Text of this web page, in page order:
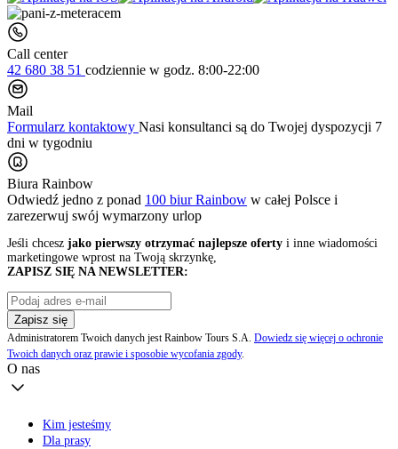
Call center
42 680 38 51 codziennie w godz. 8:00-22:00
Mail
Formularz kontaktowy Nasi konsultanci są do Twojej dyspozycji 7
dni w tygodniu
Biura Rainbow
Odwiedź jedno z ponad 100 biur Rainbow w całej Polsce i
zarezerwuj swój wymarzony urlop
Jeśli chcesz jako pierwszy otrzymać najlepsze oferty i inne wiadomości
marketingowe wprost na Twoją skrzynkę,
ZAPISZ SIĘ NA NEWSLETTER:
Zapisz się
Administratorem Twoich danych jest Rainbow Tours S.A. Dowiedz się więcej o ochronie
Twoich danych oraz prawie i sposobie wycofania zgody.
O nas
Kim jesteśmy
Dla prasy